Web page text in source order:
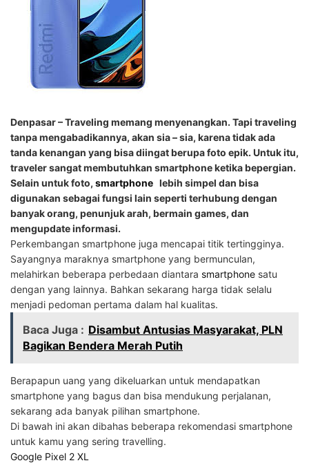
Denpasar – Traveling memang menyenangkan. Tapi traveling
tanpa mengabadikannya, akan sia – sia, karena tidak ada
tanda kenangan yang bisa diingat berupa foto epik. Untuk itu,
traveler sangat membutuhkan smartphone ketika bepergian.
Selain untuk foto, smartphone lebih simpel dan bisa
digunakan sebagai fungsi lain seperti terhubung dengan
banyak orang, penunjuk arah, bermain games, dan
mengupdate informasi.
Perkembangan smartphone juga mencapai titik tertingginya.
Sayangnya maraknya smartphone yang bermunculan,
melahirkan beberapa perbedaan diantara smartphone satu
dengan yang lainnya. Bahkan sekarang harga tidak selalu
menjadi pedoman pertama dalam hal kualitas.
Baca Juga : Disambut Antusias Masyarakat, PLN
Bagikan Bendera Merah Putih
Berapapun uang yang dikeluarkan untuk mendapatkan
smartphone yang bagus dan bisa mendukung perjalanan,
sekarang ada banyak pilihan smartphone.
Di bawah ini akan dibahas beberapa rekomendasi smartphone
untuk kamu yang sering travelling.
Google Pixel 2 XL